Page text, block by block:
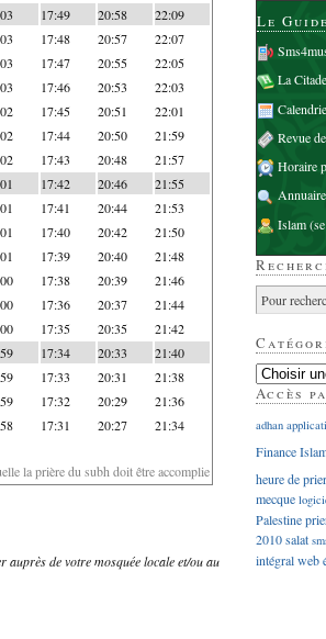
17:49 20:58 22:09
17:48 20:57 22:07
17:47 20:55 22:05
17:46 20:53 22:03
17:45 20:51 22:01
17:44 20:50 21:59
17:43 20:48 21:57
17:42 20:46 21:55
17:41 20:44 21:53
17:40 20:42 21:50
17:39 20:40 21:48
17:38 20:39 21:46
17:36 20:37 21:44
17:35 20:35 21:42
17:34 20:33 21:40
17:33 20:31 21:38
17:32 20:29 21:36
17:31 20:27 21:34
la prière du subh doit être accomplie
de votre mosquée locale et/ou au
Le
La
Revue
Horaire
Islam
Accès
adhan
Finance
heure de
mecque
Palestine
2010salat
intégralweb